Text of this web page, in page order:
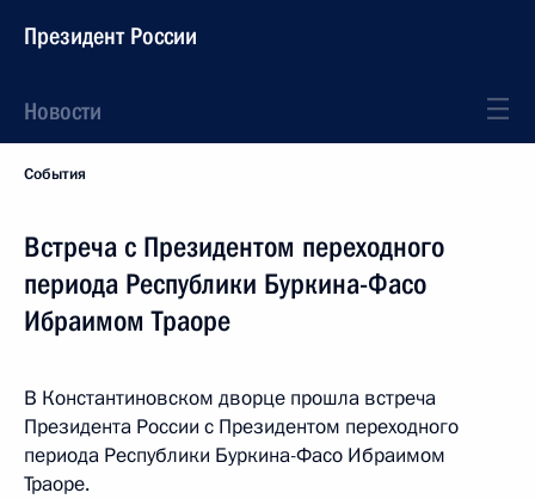
Президент России
Новости
События
Встреча с Президентом переходного
периода Республики Буркина-Фасо
Ибраимом Траоре
В Константиновском дворце прошла встреча
Президента России с Президентом переходного
периода Республики Буркина-Фасо Ибраимом
Траоре.